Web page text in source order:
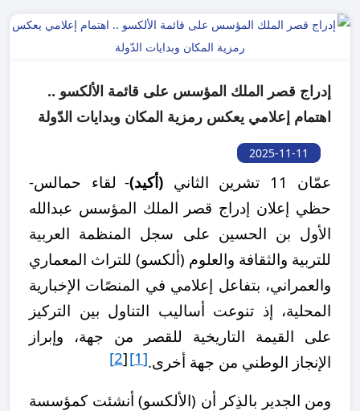
إدراج قصر الملك المؤسس على قائمة الألكسو ..
اهتمام إعلامي يعكس رمزية المكان وبدايات الدّولة
2025-11-11
عمّان 11 تشرين الثاني (أكيد)- لقاء حمالس-
حظي إعلان إدراج قصر الملك المؤسس عبدالله
الأول بن الحسين على سجل المنظمة العربية
للتربية والثقافة والعلوم (ألكسو) للتراث المعماري
والعمراني، بتفاعل إعلامي في المنصًات الإخبارية
المحلية، إذ تنوعت أساليب التناول بين التركيز
على القيمة التاريخية للقصر من جهة، وإبراز
الإنجاز الوطني من جهة أخرى.[1]
[
2]
ومن الجدير بالذِكر أن (الألكسو) أنشئت كمؤسسة